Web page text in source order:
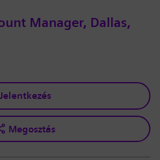
Manager, Dallas,
Jelentkezés
Megosztás